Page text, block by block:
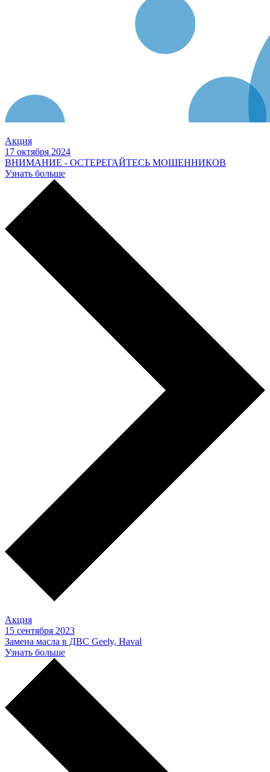
Акция
17 октября 2024
ВНИМАНИЕ - ОСТЕРЕГАЙТЕСЬ МОШЕННИКОВ
Узнать больше
Акция
15 сентября 2023
Замена масла в ДВС Geely, Haval
Узнать больше